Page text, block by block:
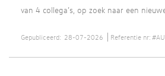
van 4 collega’s, op zoek naar een
Gepubliceerd: 28-07-2026 Referentie nr: